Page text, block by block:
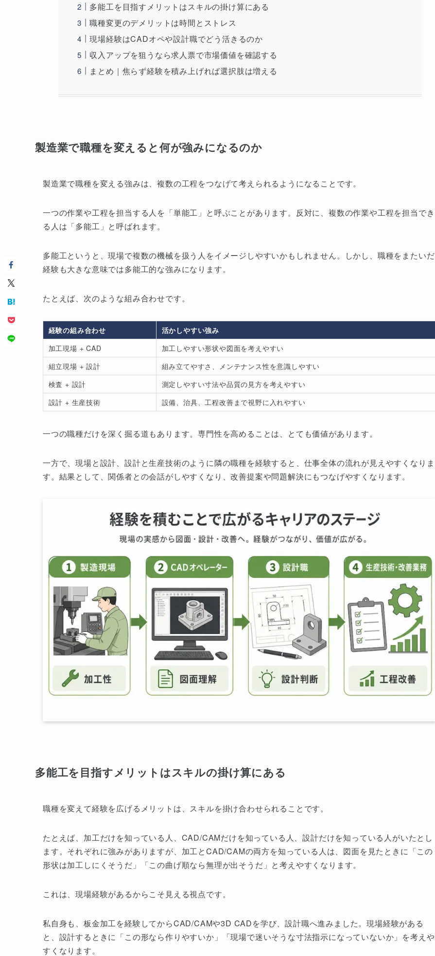
多能工を目指すメリットはスキルの掛け算にある
職種変更のデメリットは時間とストレス
現場経験はCADオペや設計職でどう活きるのか
収入アップを狙うなら求人票で市場価値を確認する
まとめ｜焦らず経験を積み上げれば選択肢は増える
製造業で職種を変えると何が強みになるのか
製造業で職種を変える強みは、複数の工程をつなげて考えられるようになることです。
一つの作業や工程を担当する人を「単能工」と呼ぶことがあります。反対に、複数の作業や工程を担当でき
る人は「多能工」と呼ばれます。
多能工というと、現場で複数の機械を扱う人をイメージしやすいかもしれません。しかし、職種をまたいだ
経験も大きな意味では多能工的な強みになります。
たとえば、次のような組み合わせです。
経験の組み合わせ
活かしやすい強み
加工現場 + CAD
加工しやすい形状や図面を考えやすい
組立現場 + 設計
組み立てやすさ、メンテナンス性を意識しやすい
検査 + 設計
測定しやすい寸法や品質の見方を考えやすい
設計 + 生産技術
設備、治具、工程改善まで視野に入れやすい
一つの職種だけを深く掘る道もあります。専門性を高めることは、とても価値があります。
一方で、現場と設計、設計と生産技術のように隣の職種を経験すると、仕事全体の流れが見えやすくなりま
す。結果として、関係者との会話がしやすくなり、改善提案や問題解決にもつなげやすくなります。
多能工を目指すメリットはスキルの掛け算にある
職種を変えて経験を広げるメリットは、スキルを掛け合わせられることです。
たとえば、加工だけを知っている人、CAD/CAMだけを知っている人、設計だけを知っている人がいたとし
ます。それぞれに強みがありますが、加工とCAD/CAMの両方を知っている人は、図面を見たときに「この
形状は加工しにくそうだ」「この曲げ順なら無理が出そうだ」と考えやすくなります。
これは、現場経験があるからこそ見える視点です。
私自身も、板金加工を経験してからCAD/CAMや3D CADを学び、設計職へ進みました。現場経験がある
と、設計するときに「この形なら作りやすいか」「現場で迷いそうな寸法指示になっていないか」を考えや
すくなります。